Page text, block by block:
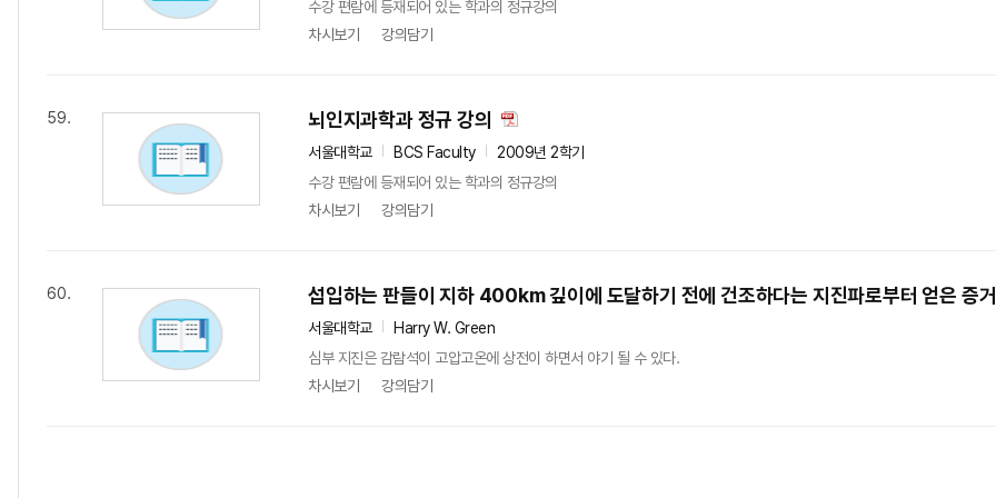
수강 편람에 등재되어 있는 학과의 정규강의
차시보기
강의담기
59. 뇌인지과학과 정규 강의
서울대학교 BCS Faculty
2009년 2학기
수강 편람에 등재되어 있는 학과의 정규강의
차시보기
강의담기
60. 섭입하는 판들이 지하 400km 깊이에 도달하기 전에 건조하다는 지진파로부터 얻은 증거
서울대학교
Harry W. Green
심부 지진은 감람석이 고압고온에 상전이 하면서 야기 될 수 있다.
차시보기
강의담기